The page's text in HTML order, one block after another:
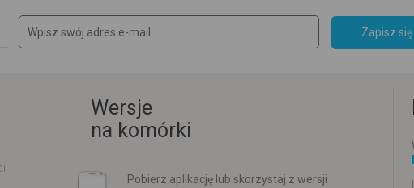
Zapisz się
Wersje
na komórki
Pobierz aplikację lub skorzystaj z wersji